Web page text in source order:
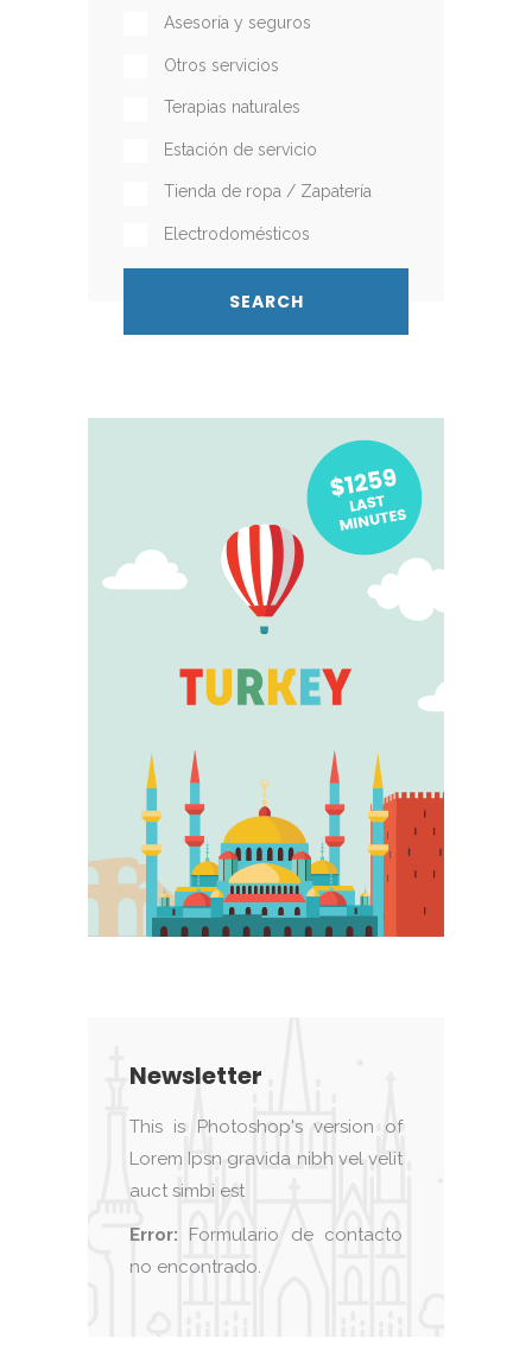
Asesoría y seguros
Otros servicios
Terapias naturales
Estación de servicio
Tienda de ropa / Zapatería
Electrodomésticos
Newsletter
This is Photoshop's version of
Lorem Ipsn gravida nibh vel velit
auct simbi est
Error: Formulario de contacto
no encontrado.